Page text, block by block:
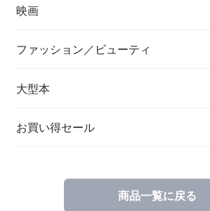
映画
ファッション／ビューティ
大型本
お買い得セール
商品一覧に戻る